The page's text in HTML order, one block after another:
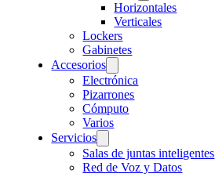
Horizontales
Verticales
Lockers
Gabinetes
Accesorios
Electrónica
Pizarrones
Cómputo
Varios
Servicios
Salas de juntas inteligentes
Red de Voz y Datos